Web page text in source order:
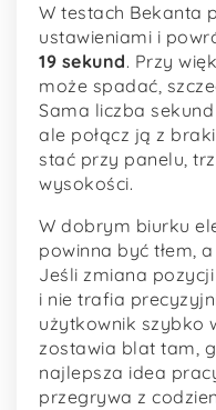
W testach Bekanta
ustawieniami i
19 sekund. Przy
może spadać,
Sama liczba
ale połącz ją z
stać przy panelu,
wysokości.
W dobrym biurku
powinna być tłem,
Jeśli zmiana
i nie trafia
użytkownik szybko
zostawia blat tam,
najlepsza idea
przegrywa z